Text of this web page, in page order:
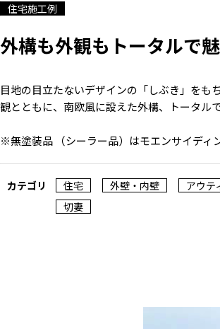
住宅施工例
外構も外観もトータルで
目地の目立たないデザインの「しぶき」をも
観とともに、南欧風に設えた外構、トータル
※無塗装品 （シーラー品）はモエンサイディ
カテゴリ 住宅 外壁・内壁 アウテ
切妻